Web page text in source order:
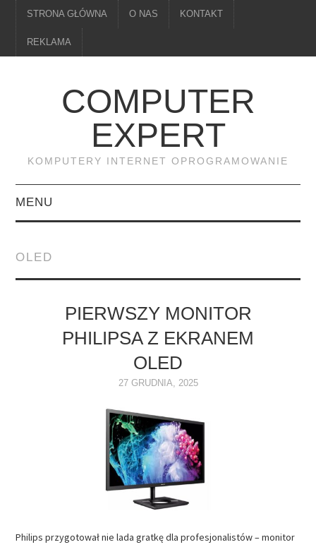
STRONA GŁÓWNA O NAS KONTAKT
REKLAMA
COMPUTER
EXPERT
KOMPUTERY INTERNET OPROGRAMOWANIE
MENU
MONITORY
NAPĘDY
OPROGRAMOWANIE
OLED
PIERWSZY MONITOR
PHILIPSA Z EKRANEM
OLED
27 GRUDNIA, 2025
Philips przygotował nie lada gratkę dla profesjonalistów – monitor